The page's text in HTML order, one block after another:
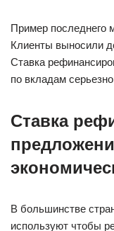
Пример последнего
Клиенты выносили
Ставка
по вкладам
Ставка
В большинстве
используют чтобы